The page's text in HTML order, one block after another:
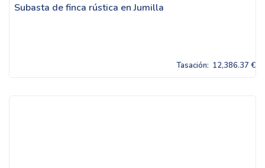
Subasta de finca rústica en Jumilla
Tasación: 12,386.37 €